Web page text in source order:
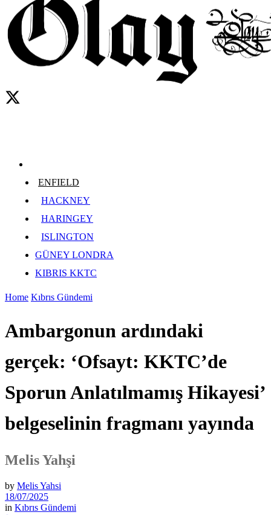
ENFIELD
HACKNEY
HARINGEY
ISLINGTON
GÜNEY LONDRA
KIBRIS KKTC
Home Kıbrıs Gündemi
Ambargonun ardındaki
gerçek: ‘Ofsayt: KKTC’de
Sporun Anlatılmamış Hikayesi’
belgeselinin fragmanı yayında
Melis Yahşi
by Melis Yahsi
18/07/2025
in Kıbrıs Gündemi